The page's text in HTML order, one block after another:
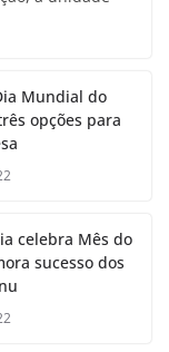
Mundial do
opções para
celebra Mês do
sucesso dos